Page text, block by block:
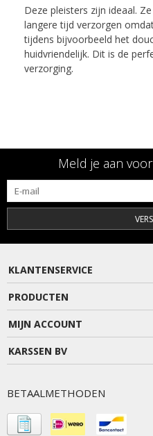
Deze pleisters zijn ideaal.
langere tijd verzorgen
tijdens bijvoorbeeld het
huidvriendelijk. Dit is de
verzorging.
Meld je aan
KLANTENSERVICE
PRODUCTEN
MIJN ACCOUNT
KARSSEN BV
BETAALMETHODEN